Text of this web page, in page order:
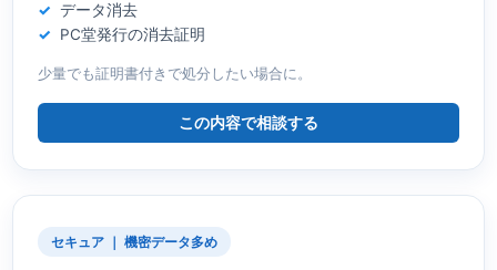
データ消去
PC堂発行の消去証明
少量でも証明書付きで処分したい場合に。
この内容で相談する
セキュア ｜ 機密データ多め